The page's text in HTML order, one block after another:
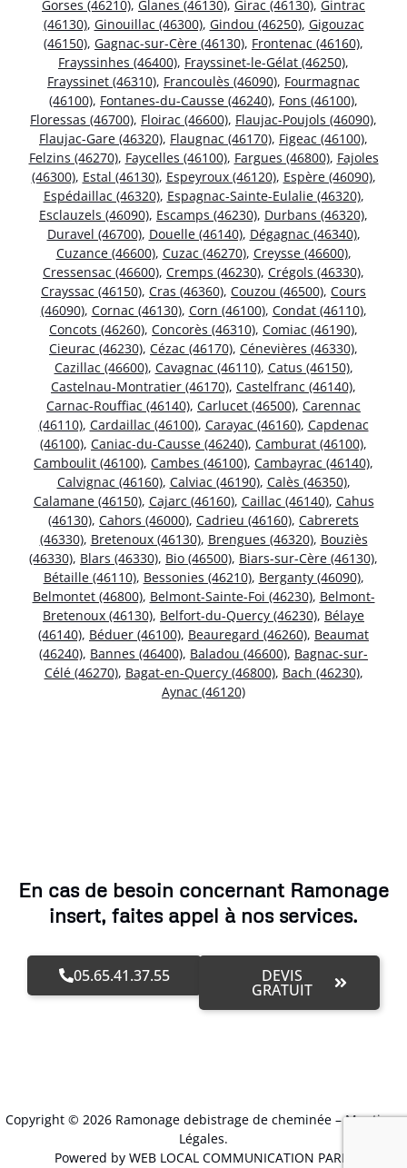
Gorses (46210), Glanes (46130), Girac (46130), Gintrac
(46130), Ginouillac (46300), Gindou (46250), Gigouzac
(46150), Gagnac-sur-Cère (46130), Frontenac (46160),
Frayssinhes (46400), Frayssinet-le-Gélat (46250),
Frayssinet (46310), Francoulès (46090), Fourmagnac
(46100), Fontanes-du-Causse (46240), Fons (46100),
Floressas (46700), Floirac (46600), Flaujac-Poujols (46090),
Flaujac-Gare (46320), Flaugnac (46170), Figeac (46100),
Felzins (46270), Faycelles (46100), Fargues (46800), Fajoles
(46300), Estal (46130), Espeyroux (46120), Espère (46090),
Espédaillac (46320), Espagnac-Sainte-Eulalie (46320),
Esclauzels (46090), Escamps (46230), Durbans (46320),
Duravel (46700), Douelle (46140), Dégagnac (46340),
Cuzance (46600), Cuzac (46270), Creysse (46600),
Cressensac (46600), Cremps (46230), Crégols (46330),
Crayssac (46150), Cras (46360), Couzou (46500), Cours
(46090), Cornac (46130), Corn (46100), Condat (46110),
Concots (46260), Concorès (46310), Comiac (46190),
Cieurac (46230), Cézac (46170), Cénevières (46330),
Cazillac (46600), Cavagnac (46110), Catus (46150),
Castelnau-Montratier (46170), Castelfranc (46140),
Carnac-Rouffiac (46140), Carlucet (46500), Carennac
(46110), Cardaillac (46100), Carayac (46160), Capdenac
(46100), Caniac-du-Causse (46240), Camburat (46100),
Camboulit (46100), Cambes (46100), Cambayrac (46140),
Calvignac (46160), Calviac (46190), Calès (46350),
Calamane (46150), Cajarc (46160), Caillac (46140), Cahus
(46130), Cahors (46000), Cadrieu (46160), Cabrerets
(46330), Bretenoux (46130), Brengues (46320), Bouziès
(46330), Blars (46330), Bio (46500), Biars-sur-Cère (46130),
Bétaille (46110), Bessonies (46210), Berganty (46090),
Belmontet (46800), Belmont-Sainte-Foi (46230), Belmont-
Bretenoux (46130), Belfort-du-Quercy (46230), Bélaye
(46140), Béduer (46100), Beauregard (46260), Beaumat
(46240), Bannes (46400), Baladou (46600), Bagnac-sur-
Célé (46270), Bagat-en-Quercy (46800), Bach (46230),
Aynac (46120)
En cas de besoin concernant Ramonage
insert, faites appel à nos services.
05.65.41.37.55 DEVIS
GRATUIT
Copyright © 2026 Ramonage debistrage de cheminée –Mentions
Légales.
Powered by WEB LOCAL COMMUNICATION PARIS